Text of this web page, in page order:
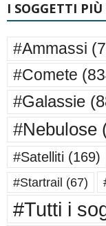
I SOGGETTI
#Ammassi
#Comete
#Galassie
#Nebulose
#Satelliti (169)
#Startrail (67)
#Tutti i